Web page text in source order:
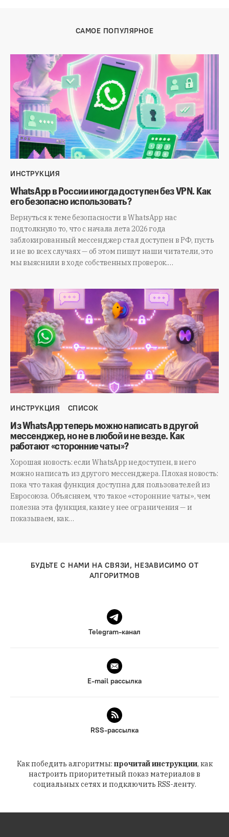
САМОЕ ПОПУЛЯРНОЕ
ИНСТРУКЦИЯ
WhatsApp в России иногда доступен без VPN. Как
его безопасно использовать?
Вернуться к теме безопасности в WhatsApp нас
подтолкнуло то, что с начала лета 2026 года
заблокированный мессенджер стал доступен в РФ, пусть
и не во всех случаях — об этом пишут наши читатели, это
мы выяснили в ходе собственных проверок.…
ИНСТРУКЦИЯ СПИСОК
Из WhatsApp теперь можно написать в другой
мессенджер, но не в любой и не везде. Как
работают «сторонние чаты»?
Хорошая новость: если WhatsApp недоступен, в него
можно написать из другого мессенджера. Плохая новость:
пока что такая функция доступна для пользователей из
Евросоюза. Объясняем, что такое «сторонние чаты», чем
полезна эта функция, какие у нее ограничения — и
показываем, как…
БУДЬТЕ С НАМИ НА СВЯЗИ, НЕЗАВИСИМО ОТ
АЛГОРИТМОВ
Telegram-канал
E-mail рассылка
RSS-рассылка
Как победить алгоритмы: прочитай инструкции, как
настроить приоритетный показ материалов в
социальных сетях и подключить RSS-ленту.